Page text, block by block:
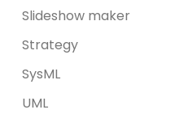
Slideshow maker
Strategy
SysML
UML